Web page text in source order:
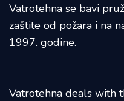
Vatrotehna se bavi
zaštite od požara i na
1997. godine.
Vatrotehna deals with